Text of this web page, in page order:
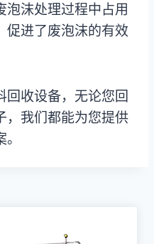
泡沫处理过程中占用
促进了废泡沫的有效
回收设备，无论您回
，我们都能为您提供